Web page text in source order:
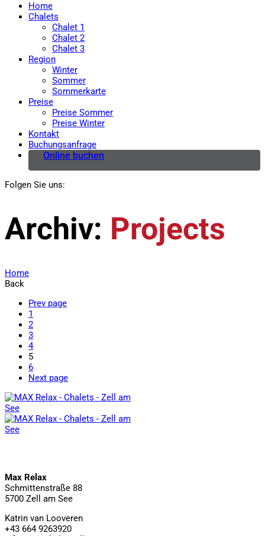
Home
Chalets
Chalet 1
Chalet 2
Chalet 3
Region
Winter
Sommer
Sommerkarte
Preise
Preise Sommer
Preise Winter
Kontakt
Buchungsanfrage
Online buchen
Folgen Sie uns:
Archiv: Projects
Home
Back
Prev page
1
2
3
4
5
6
Next page
Max Relax
Schmittenstraße 88
5700 Zell am See
Katrin van Looveren
+43 664 9263920